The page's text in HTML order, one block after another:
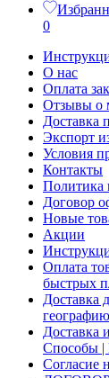
0
О нас
Оплата
Отзывы о
Доставка
Экспорт
Условия
Контакты
Политика
Договор
Новые
Акции
Оплата
быстрых
Доставка
Доставка
Способы |
Согласие